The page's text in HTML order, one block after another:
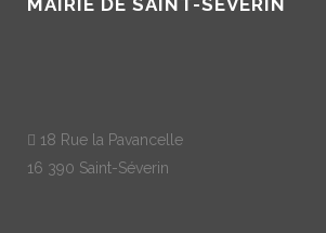
MAIRIE DE SAINT-SÉVERIN
18 Rue la Pavancelle
16 390 Saint-Séverin